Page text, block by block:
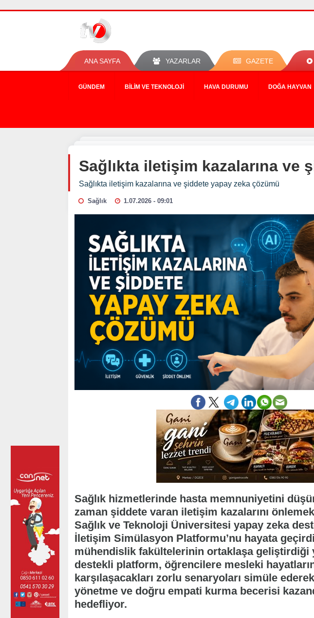
ANA SAYFA YAZARLAR GAZETE
GÜNDEM BILIM VE TEKNOLOJI HAVA DURUMU DOĞA HAYVAN
Sağlıkta iletişim kazalarına ve
Sağlıkta iletişim kazalarına ve şiddete yapay zeka çözümü
Sağlık 1.07.2026 - 09:01
Sağlık hizmetlerinde hasta memnuniyetini
zaman şiddete varan iletişim kazalarını
Sağlık ve Teknoloji Üniversitesi yapay zeka
İletişim Simülasyon Platformu’nu hayata
mühendislik fakültelerinin ortaklaşa geliştirdiği
destekli platform, öğrencilere mesleki
karşılaşacakları zorlu senaryoları simüle
yönetme ve doğru empati kurma becerisi
hedefliyor.